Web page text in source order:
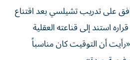
على تدريب تشيلسي بعد اقتناع
استند إلى قناعته العقلية
أن التوقيت كان مناسباً